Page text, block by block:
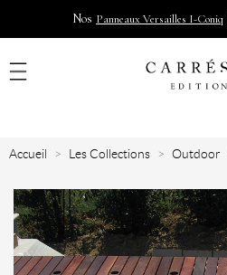
Nos Panneaux Versailles I-Coniq
Accueil Les Collections Outdoor